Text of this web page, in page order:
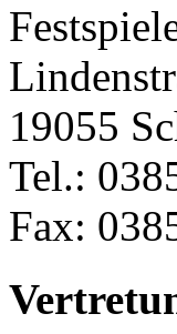
19055
Tel.:
Fax: